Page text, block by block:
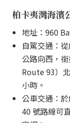
柏卡夷灣海濱
地址：960
自駕交通：
公路向西，
Route 93）
小時。
公車交通：
40 號路線可